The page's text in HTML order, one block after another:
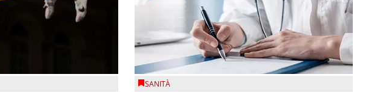
SANITÀ